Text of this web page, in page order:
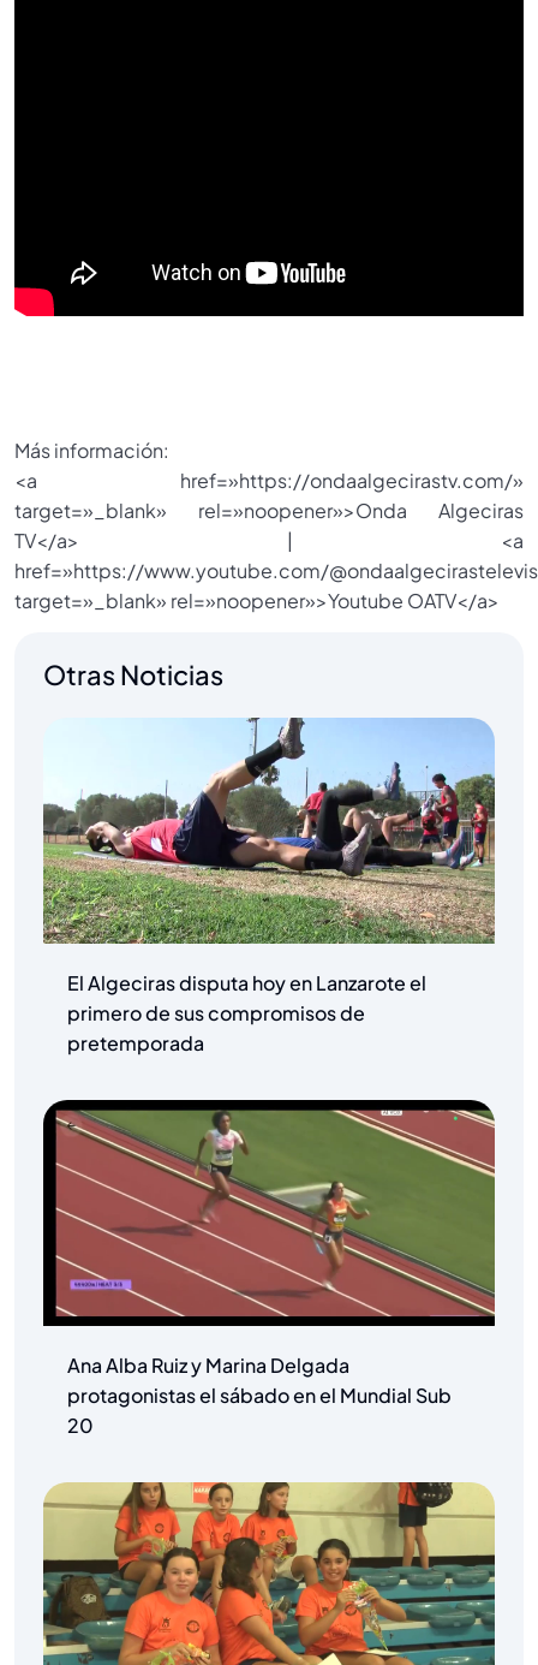
Más información:
<a href=»https://ondaalgecirastv.com/»
target=»_blank» rel=»noopener»>Onda Algeciras
TV</a> | <a
href=»https://www.youtube.com/
target=»_blank» rel=»noopener»>Youtube OATV</a>
Otras Noticias
El Algeciras disputa hoy en Lanzarote el
primero de sus compromisos de
pretemporada
Ana Alba Ruiz y Marina Delgada
protagonistas el sábado en el Mundial Sub
20